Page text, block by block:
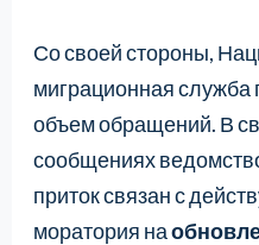
Со своей стороны,
миграционная служба
объем обращений. В
сообщениях
приток связан с
моратория на